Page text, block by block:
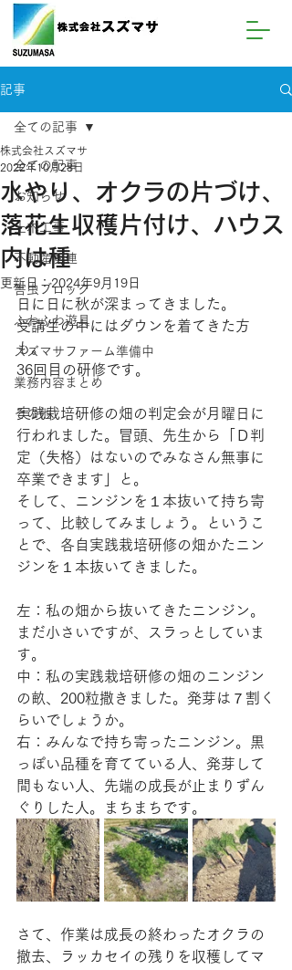
記事
全ての記事
お知らせ
土木工事
不動産関連
害虫ブロック
ふわふわ遊具
スズマサファーム準備中
業務内容まとめ
その他
全ての記事
水やり、オクラの片づけ、
落花生収穫片付け、ハウス
内は種
株式会社スズマサ
2022年10月28日
更新日：2024年9月19日
日に日に秋が深まってきました。
受講生の中にはダウンを着てきた方
も。
36回目の研修です。
実践栽培研修の畑の判定会が月曜日に
行われました。冒頭、先生から「Ｄ判
定（失格）はないのでみなさん無事に
卒業できます」と。
そして、ニンジンを１本抜いて持ち寄
って、比較してみましょう。というこ
とで、各自実践栽培研修の畑かたニン
ジンを１本抜いてきました。
左：私の畑から抜いてきたニンジン。
まだ小さいですが、スラっとしていま
す。
中：私の実践栽培研修の畑のニンジン
の畝、200粒撒きました。発芽は７割く
らいでしょうか。
右：みんなで持ち寄ったニンジン。黒
っぽい品種を育てている人、発芽して
間もない人、先端の成長が止まりずん
ぐりした人。まちまちです。
さて、作業は成長の終わったオクラの
撤去、ラッカセイの残りを収穫してマ